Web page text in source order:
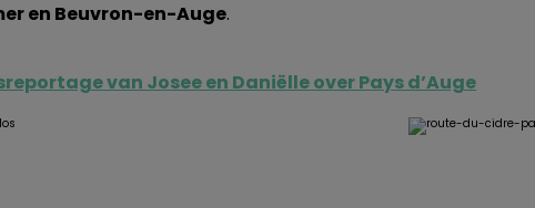
en Beuvron-en-Auge.
van Josee en Daniëlle over Pays d’Auge